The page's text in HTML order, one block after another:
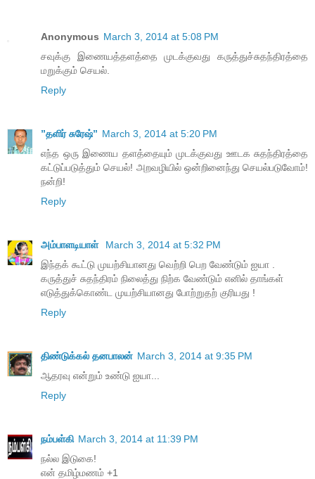
Anonymous March 3, 2014 at 5:08 PM
சவுக்கு இணையத்தளத்தை முடக்குவது கருத்துச்சுதந்திரத்தை
மறுக்கும் செயல்.
Reply
”தளிர் சுரேஷ்” March 3, 2014 at 5:20 PM
எந்த ஒரு இணைய தளத்தையும் முடக்குவது ஊடக சுதந்திரத்தை
கட்டுப்படுத்தும் செயல்! அறவழியில் ஒன்றினைந்து செயல்படுவோம்!
நன்றி!
Reply
அம்பாளடியாள்
March 3, 2014 at 5:32 PM
இந்தக் கூட்டு முயற்சியானது வெற்றி பெற வேண்டும் ஐயா .
கருத்துச் சுதந்திரம் நிலைத்து நிற்க வேண்டும் எனில் தாங்கள்
எடுத்துக்கொண்ட முயற்சியானது போற்றுதற் குரியது !
Reply
திண்டுக்கல் தனபாலன் March 3, 2014 at 9:35 PM
ஆதரவு என்றும் உண்டு ஐயா...
Reply
நம்பள்கி March 3, 2014 at 11:39 PM
நல்ல இடுகை!
என் தமிழ்மணம் +1